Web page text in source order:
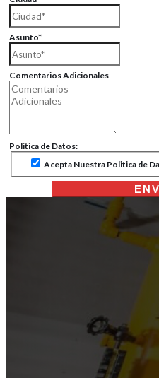
Asunto*
Comentarios Adicionales
Politica de Datos:
Acepta Nuestra Politica de